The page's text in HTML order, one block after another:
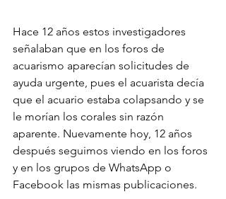
Hace 12 años estos investigadores
señalaban que en los foros de
acuarismo aparecían solicitudes de
ayuda urgente, pues el acuarista decía
que el acuario estaba colapsando y se
le morían los corales sin razón
aparente. Nuevamente hoy, 12 años
después seguimos viendo en los foros
y en los grupos de WhatsApp o
Facebook las mismas publicaciones.